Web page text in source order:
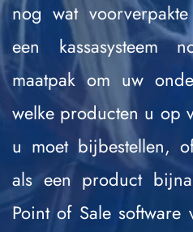
nog wat
een
maatpak om uw
welke producten u op
u moet bijbestellen,
als een product
Point of Sale software